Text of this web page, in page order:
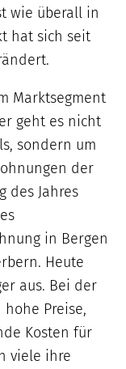
wie überall in
hat sich seit
Marktsegment
geht es nicht
sondern um
der
des Jahres
in Bergen
Heute
aus. Bei der
Preise,
Kosten für
viele ihre